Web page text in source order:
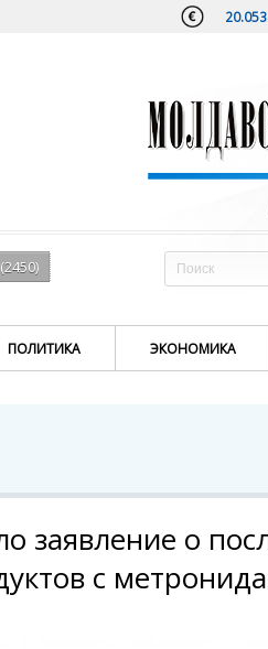
ПОЛИТИКА ЭКОНОМИКА
заявление о
с